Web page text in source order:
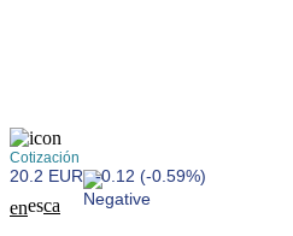
Cotización
20.2 EUR -0.12 (-0.59%)
enesca